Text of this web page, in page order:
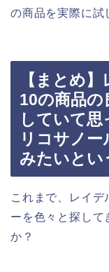
の商品を実際に試
【まとめ
10の商品の
していて
リコサノー
みたいとい
これまで、レイデ
ーを色々と探して
か？